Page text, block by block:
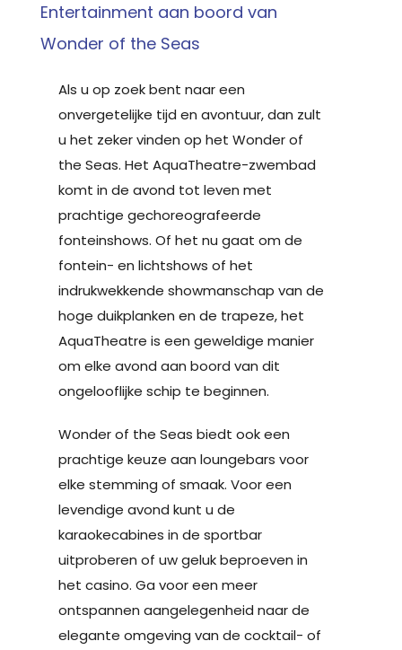
Entertainment aan boord van
Wonder of the Seas
Als u op zoek bent naar een
onvergetelijke tijd en avontuur, dan zult
u het zeker vinden op het Wonder of
the Seas. Het AquaTheatre-zwembad
komt in de avond tot leven met
prachtige gechoreografeerde
fonteinshows. Of het nu gaat om de
fontein- en lichtshows of het
indrukwekkende showmanschap van de
hoge duikplanken en de trapeze, het
AquaTheatre is een geweldige manier
om elke avond aan boord van dit
ongelooflijke schip te beginnen.
Wonder of the Seas biedt ook een
prachtige keuze aan loungebars voor
elke stemming of smaak. Voor een
levendige avond kunt u de
karaokecabines in de sportbar
uitproberen of uw geluk beproeven in
het casino. Ga voor een meer
ontspannen aangelegenheid naar de
elegante omgeving van de cocktail- of